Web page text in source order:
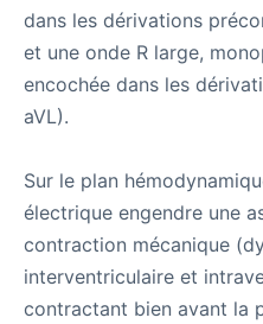
dans les dérivations
et une onde R large,
encochée dans les
aVL).
Sur le plan
électrique engendre une
contraction mécanique
interventriculaire et
contractant bien avant la